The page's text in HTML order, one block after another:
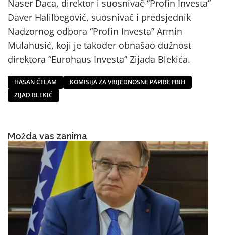
Naser Daca, direktor i suosnivač “Profin Investa”
Daver Halilbegović, suosnivač i predsjednik
Nadzornog odbora “Profin Investa” Armin
Mulahusić, koji je također obnašao dužnost
direktora “Eurohaus Investa” Zijada Blekića.
HASAN ĆELAM
KOMISIJA ZA VRIJEDNOSNE PAPIRE FBIH
ZIJAD BLEKIĆ
Možda vas zanima